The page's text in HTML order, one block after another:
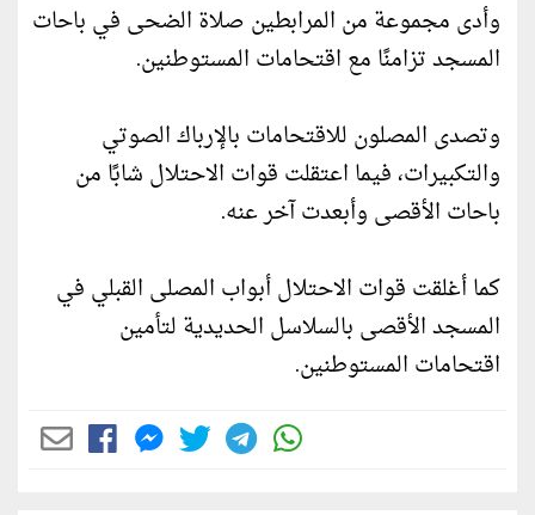
وأدى مجموعة من المرابطين صلاة الضحى في باحات
المسجد تزامنًا مع اقتحامات المستوطنين.
وتصدى المصلون للاقتحامات بالإرباك الصوتي
والتكبيرات، فيما اعتقلت قوات الاحتلال شابًا من
باحات الأقصى وأبعدت آخر عنه.
كما أغلقت قوات الاحتلال أبواب المصلى القبلي في
المسجد الأقصى بالسلاسل الحديدية لتأمين
اقتحامات المستوطنين.